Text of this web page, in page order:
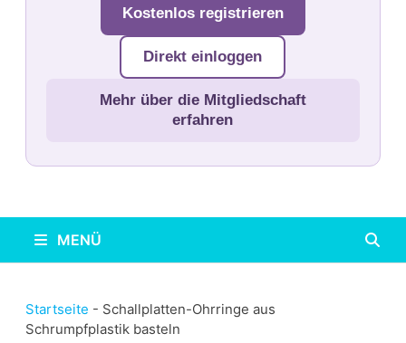
Kostenlos registrieren
Direkt einloggen
Mehr über die Mitgliedschaft
erfahren
MENÜ
Startseite - Schallplatten-Ohrringe aus
Schrumpfplastik basteln